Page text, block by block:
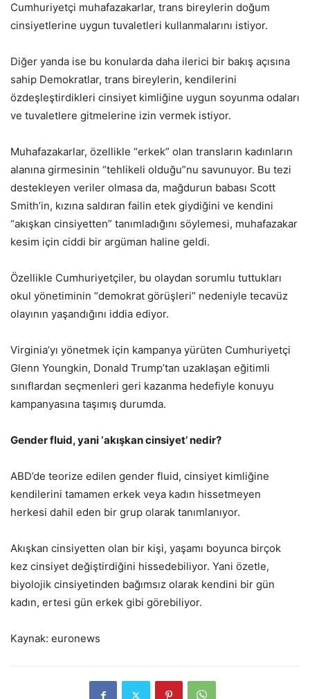
Cumhuriyetçi muhafazakarlar, trans bireylerin doğum
cinsiyetlerine uygun tuvaletleri kullanmalarını istiyor.
Diğer yanda ise bu konularda daha ilerici bir bakış açısına
sahip Demokratlar, trans bireylerin, kendilerini
özdeşleştirdikleri cinsiyet kimliğine uygun soyunma odaları
ve tuvaletlere gitmelerine izin vermek istiyor.
Muhafazakarlar, özellikle “erkek” olan transların kadınların
alanına girmesinin “tehlikeli olduğu”nu savunuyor. Bu tezi
destekleyen veriler olmasa da, mağdurun babası Scott
Smith’in, kızına saldıran failin etek giydiğini ve kendini
“akışkan cinsiyetten” tanımladığını söylemesi, muhafazakar
kesim için ciddi bir argüman haline geldi.
Özellikle Cumhuriyetçiler, bu olaydan sorumlu tuttukları
okul yönetiminin “demokrat görüşleri” nedeniyle tecavüz
olayının yaşandığını iddia ediyor.
Virginia’yı yönetmek için kampanya yürüten Cumhuriyetçi
Glenn Youngkin, Donald Trump’tan uzaklaşan eğitimli
sınıflardan seçmenleri geri kazanma hedefiyle konuyu
kampanyasına taşımış durumda.
Gender fluid, yani ‘akışkan cinsiyet’ nedir?
ABD’de teorize edilen gender fluid, cinsiyet kimliğine
kendilerini tamamen erkek veya kadın hissetmeyen
herkesi dahil eden bir grup olarak tanımlanıyor.
Akışkan cinsiyetten olan bir kişi, yaşamı boyunca birçok
kez cinsiyet değiştirdiğini hissedebiliyor. Yani özetle,
biyolojik cinsiyetinden bağımsız olarak kendini bir gün
kadın, ertesi gün erkek gibi görebiliyor.
Kaynak: euronews